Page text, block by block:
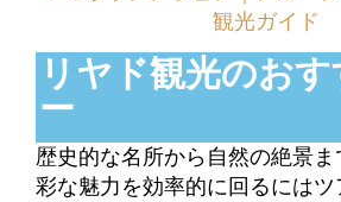
観光ガイド
リヤド観光のお
ー
歴史的な名所から自然の絶景
彩な魅力を効率的に回るにはツ